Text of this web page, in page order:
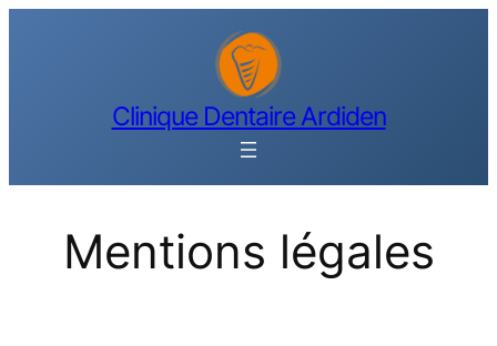
Clinique Dentaire Ardiden
Mentions légales